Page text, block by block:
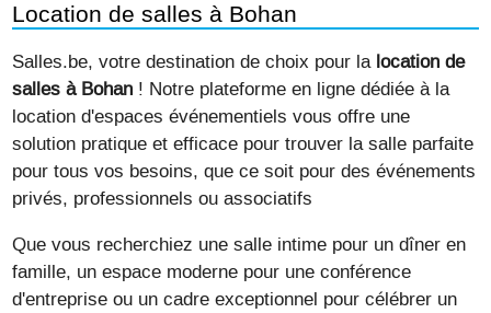
Location de salles à Bohan
Salles.be, votre destination de choix pour la location de
salles à Bohan ! Notre plateforme en ligne dédiée à la
location d'espaces événementiels vous offre une
solution pratique et efficace pour trouver la salle parfaite
pour tous vos besoins, que ce soit pour des événements
privés, professionnels ou associatifs
Que vous recherchiez une salle intime pour un dîner en
famille, un espace moderne pour une conférence
d'entreprise ou un cadre exceptionnel pour célébrer un